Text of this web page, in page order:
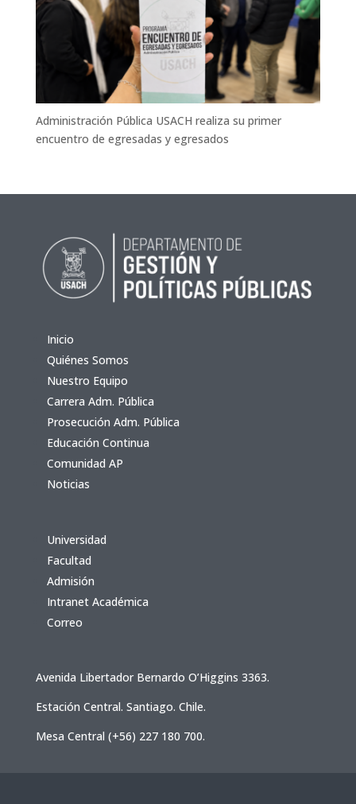
Administración Pública USACH realiza su primer
encuentro de egresadas y egresados
Inicio
Quiénes Somos
Nuestro Equipo
Carrera Adm. Pública
Prosecución Adm. Pública
Educación Continua
Comunidad AP
Noticias
Universidad
Facultad
Admisión
Intranet Académica
Correo
Avenida Libertador Bernardo O’Higgins 3363.
Estación Central. Santiago. Chile.
Mesa Central (+56) 227 180 700.